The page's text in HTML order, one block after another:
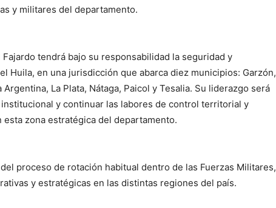
y militares del departamento.
tendrá bajo su responsabilidad la seguridad y
Huila, en una jurisdicción que abarca diez municipios: Garzón,
La Plata, Nátaga, Paicol y Tesalia. Su liderazgo será
y continuar las labores de control territorial y
zona estratégica del departamento.
proceso de rotación habitual dentro de las Fuerzas Militares,
y estratégicas en las distintas regiones del país.